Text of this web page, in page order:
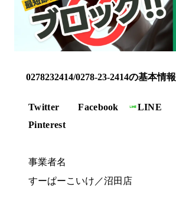
0278232414/0278-23-2414の基本情報
Twitter Facebook LINE
Pinterest
事業者名
すーぱーこいけ／沼田店